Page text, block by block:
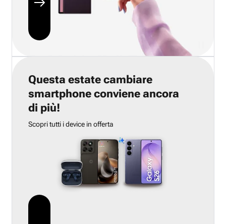
Questa estate cambiare
smartphone conviene ancora
di più!
Scopri tutti i device in offerta